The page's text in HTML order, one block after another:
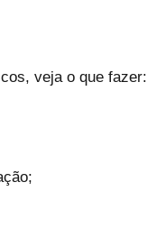
veja o que fazer: